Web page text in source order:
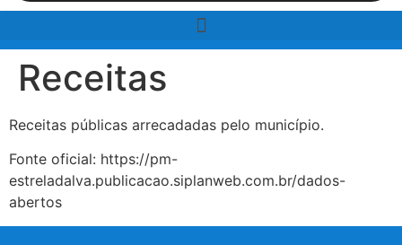
Receitas
Receitas públicas arrecadadas pelo município.
Fonte oficial: https://pm-
estreladalva.publicacao.siplanweb.com.br/dados-
abertos